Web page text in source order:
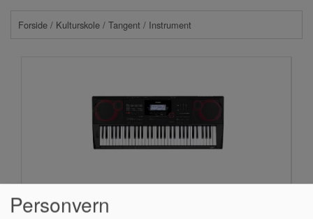
Forside / Kulturskole / Tangent / Instrument
Personvern